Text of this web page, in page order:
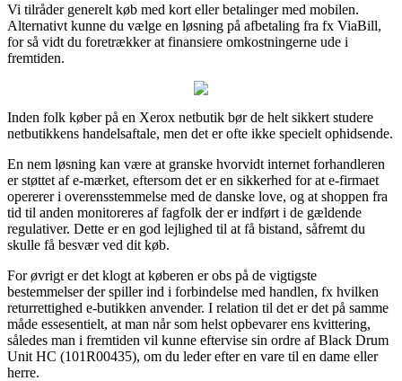
Vi tilråder generelt køb med kort eller betalinger med mobilen.
Alternativt kunne du vælge en løsning på afbetaling fra fx ViaBill,
for så vidt du foretrækker at finansiere omkostningerne ude i
fremtiden.
Inden folk køber på en Xerox netbutik bør de helt sikkert studere
netbutikkens handelsaftale, men det er ofte ikke specielt ophidsende.
En nem løsning kan være at granske hvorvidt internet forhandleren
er støttet af e-mærket, eftersom det er en sikkerhed for at e-firmaet
opererer i overensstemmelse med de danske love, og at shoppen fra
tid til anden monitoreres af fagfolk der er indført i de gældende
regulativer. Dette er en god lejlighed til at få bistand, såfremt du
skulle få besvær ved dit køb.
For øvrigt er det klogt at køberen er obs på de vigtigste
bestemmelser der spiller ind i forbindelse med handlen, fx hvilken
returrettighed e-butikken anvender. I relation til det er det på samme
måde essesentielt, at man når som helst opbevarer ens kvittering,
således man i fremtiden vil kunne eftervise sin ordre af Black Drum
Unit HC (101R00435), om du leder efter en vare til en dame eller
herre.